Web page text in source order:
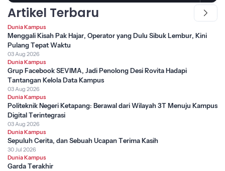
Artikel Terbaru
Dunia Kampus
Menggali Kisah Pak Hajar, Operator yang Dulu Sibuk Lembur, Kini
Pulang Tepat Waktu
03 Aug 2026
Dunia Kampus
Grup Facebook SEVIMA, Jadi Penolong Desi Rovita Hadapi
Tantangan Kelola Data Kampus
03 Aug 2026
Dunia Kampus
Politeknik Negeri Ketapang: Berawal dari Wilayah 3T Menuju Kampus
Digital Terintegrasi
03 Aug 2026
Dunia Kampus
Sepuluh Cerita, dan Sebuah Ucapan Terima Kasih
30 Jul 2026
Dunia Kampus
Garda Terakhir